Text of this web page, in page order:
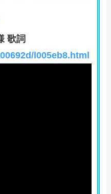
歌詞
l005eb8.html